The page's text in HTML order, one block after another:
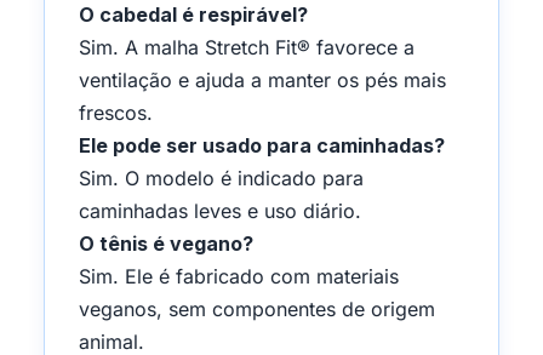
O cabedal é respirável?
Sim. A malha Stretch Fit® favorece a
ventilação e ajuda a manter os pés mais
frescos.
Ele pode ser usado para caminhadas?
Sim. O modelo é indicado para
caminhadas leves e uso diário.
O tênis é vegano?
Sim. Ele é fabricado com materiais
veganos, sem componentes de origem
animal.